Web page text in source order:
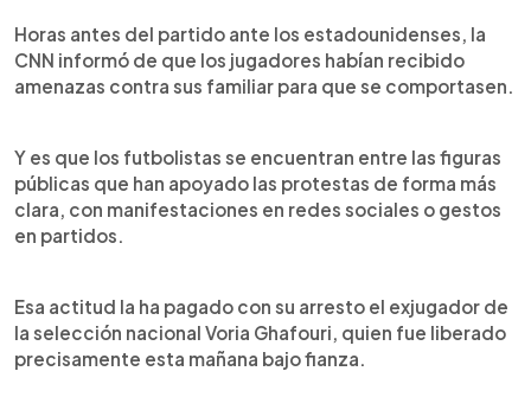
Horas antes del partido ante los estadounidenses, la
CNN informó de que los jugadores habían recibido
amenazas contra sus familiar para que se comportasen.
Y es que los futbolistas se encuentran entre las figuras
públicas que han apoyado las protestas de forma más
clara, con manifestaciones en redes sociales o gestos
en partidos.
Esa actitud la ha pagado con su arresto el exjugador de
la selección nacional Voria Ghafouri, quien fue liberado
precisamente esta mañana bajo fianza.